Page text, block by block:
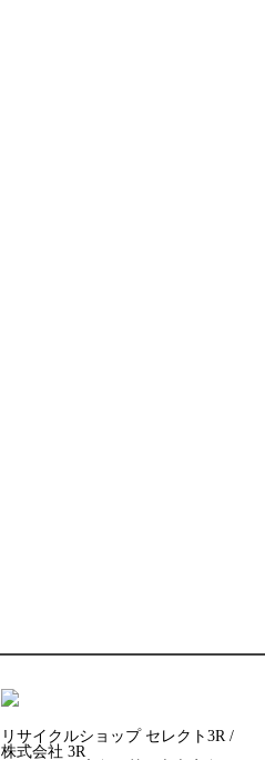
リサイクルショップ セレクト3R /
株式会社 3R